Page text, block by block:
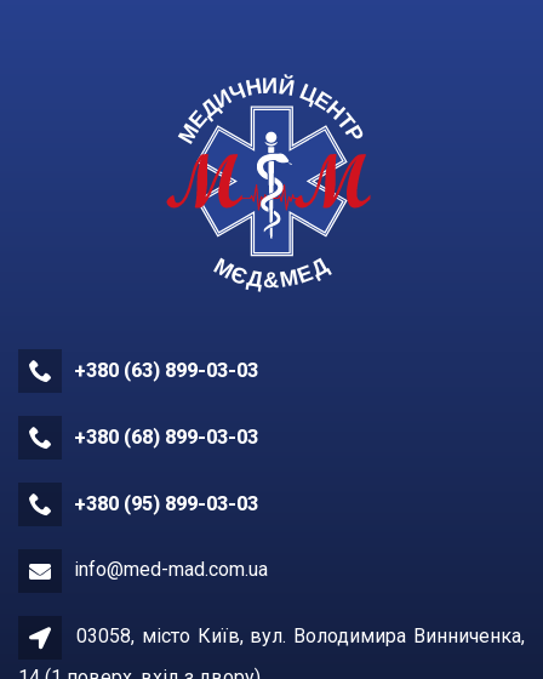
+380 (63) 899-03-03
+380 (68) 899-03-03
+380 (95) 899-03-03
info@med-mad.com.ua
03058, місто Київ, вул. Володимира Винниченка,